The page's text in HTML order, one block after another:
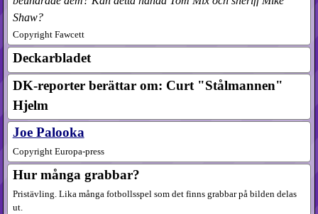
Shaw?
Copyright Fawcett
Deckarbladet
DK-reporter berättar om: Curt "Stålmannen"
Hjelm
Joe Palooka
Copyright Europa-press
Hur många grabbar?
Pristävling. Lika många fotbollsspel som det finns grabbar på bilden delas
ut.